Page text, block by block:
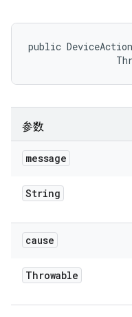
public
参数
message
String
cause
Throwable